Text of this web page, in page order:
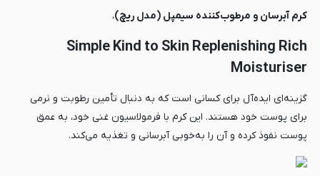
کرم آبرسان و مرطوب‌کننده سیمپل (مدل ریچ)،
Simple Kind to Skin Replenishing Rich
Moisturiser
گزینه‌ای ایده‌آل برای کسانی است که به دنبال تأمین رطوبت و نرمی
برای پوست خود هستند. این کرم با فرمولاسیون غنی خود، به عمق
پوست نفوذ کرده و آن را به‌خوبی آبرسانی و تغذیه می‌کند.